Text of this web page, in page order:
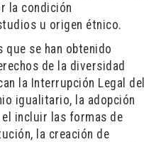
la condición
u origen étnico.
que se han obtenido
de la diversidad
la Interrupción Legal del
igualitario, la adopción
el incluir las formas de
la creación de